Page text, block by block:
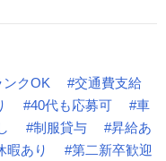
ンクOK
#交通費支給
#40代も応募可
#車
#制服貸与
#昇給あ
暇あり
#第二新卒歓迎